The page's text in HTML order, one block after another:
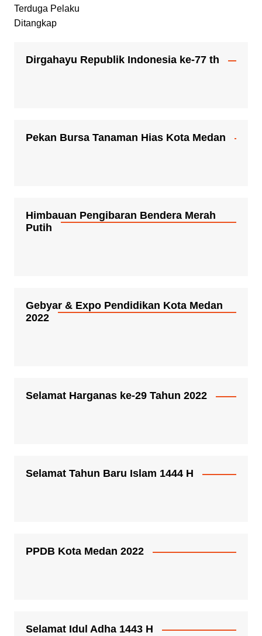
Dirgahayu Republik Indonesia ke-77 th
Pekan Bursa Tanaman Hias Kota Medan
Himbauan Pengibaran Bendera Merah
Putih
Gebyar & Expo Pendidikan Kota Medan
2022
Selamat Harganas ke-29 Tahun 2022
Selamat Tahun Baru Islam 1444 H
PPDB Kota Medan 2022
Selamat Idul Adha 1443 H